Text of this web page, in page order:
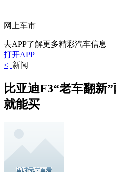
网上车市
去APP了解更多精彩汽车信息
打开APP
< 新闻
比亚迪F3“老车翻新
就能买